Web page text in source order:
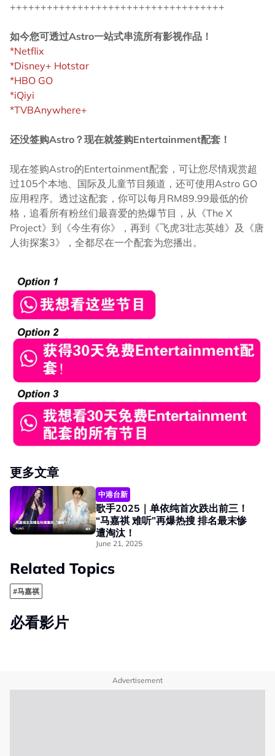
+++++++++++++++++++++++++++++++++++
如今您可透过Astro一站式串流所有影视作品！
*Netflix
*Disney+ Hotstar
*HBO GO
*iQiyi
*TVBAnywhere+
还没签购Astro？现在就签购Entertainment配套！
现在签购Astro的Entertainment配套，可让您尽情观赏超
过105个本地、国际及儿童节目频道，还可使用Astro GO
应用程序。透过这配套，你可以每月RM89.99最低的价
格，追看所有粉丝们最喜爱的热爆节目，从《The X
Project》到《今生有你》，再到《飞虎3壮志英雄》及《唐
人街探案3》，全都尽在一个配套为您播出。
更多文章
中港台新
歌手2025｜单依纯首次跌出前三！
“马嘉祺 难听”再爆热搜 排名最末惨
遭淘汰！
June 21, 2025
Related Topics
#马嘉祺
必看影片
Advertisement